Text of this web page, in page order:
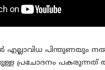
എല്ലാവിധ പിന്തുണയും
പ്രചോദനം